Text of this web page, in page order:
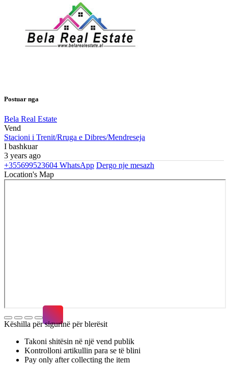
Postuar nga
Bela Real Estate
Vend
Stacioni i Trenit/Rruga e Dibres/Mendreseja
I bashkuar
3 years ago
+355699523604 WhatsApp Dergo nje mesazh
Location's Map
Këshilla për sigurinë për blerësit
Takoni shitësin në një vend publik
Kontrolloni artikullin para se të blini
Pay only after collecting the item